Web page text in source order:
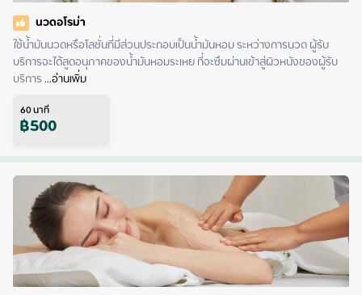
นวดอโรม่า
ใช้น้ำมันนวดหรือโลชั่นที่มีส่วนประกอบเป็นน้ำมันหอม ระหว่างการนวด ผู้รับ
บริการจะได้สูดอนุภาคของน้ำมันหอมระเหย ที่จะซึมผ่านเข้าสู่ผิวหนังของผู้รับ
บริการ ...อ่านเพิ่ม
60นาที
฿500